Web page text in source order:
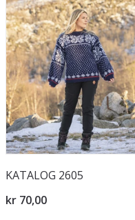
KATALOG 2605
kr 70,00